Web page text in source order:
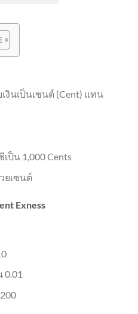
นเป็นเซนต์ (Cent) แทน
ป็น 1,000 Cents
ยเซนต์
Exness
0.01